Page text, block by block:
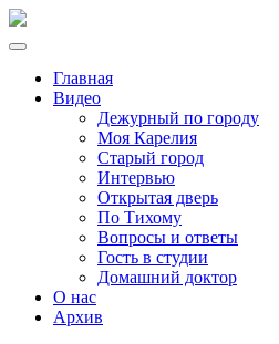
Главная
Видео
Дежурный по городу
Моя Карелия
Старый город
Интервью
Открытая дверь
По Тихому
Вопросы и ответы
Гость в студии
Домашний доктор
О нас
Архив